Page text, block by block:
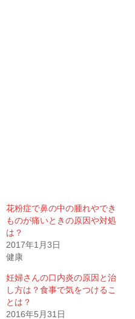
花粉症で鼻の中の腫れやでき
ものが痛いときの原因や対処
は？
2017年1月3日
健康
妊婦さんの口内炎の原因と治
し方は？食事で気をつけるこ
とは？
2016年5月31日